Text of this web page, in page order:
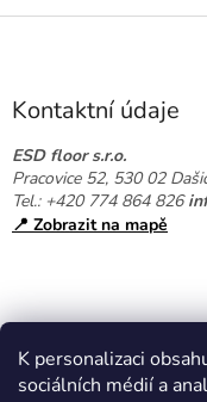
K personalizaci
sociálních médií a
Z
Kontaktní údaje
ESD floor s.r.o.
Pracovice 52, 530 02
Tel.: +420 774 864 826
📍 Zobrazit na mapě